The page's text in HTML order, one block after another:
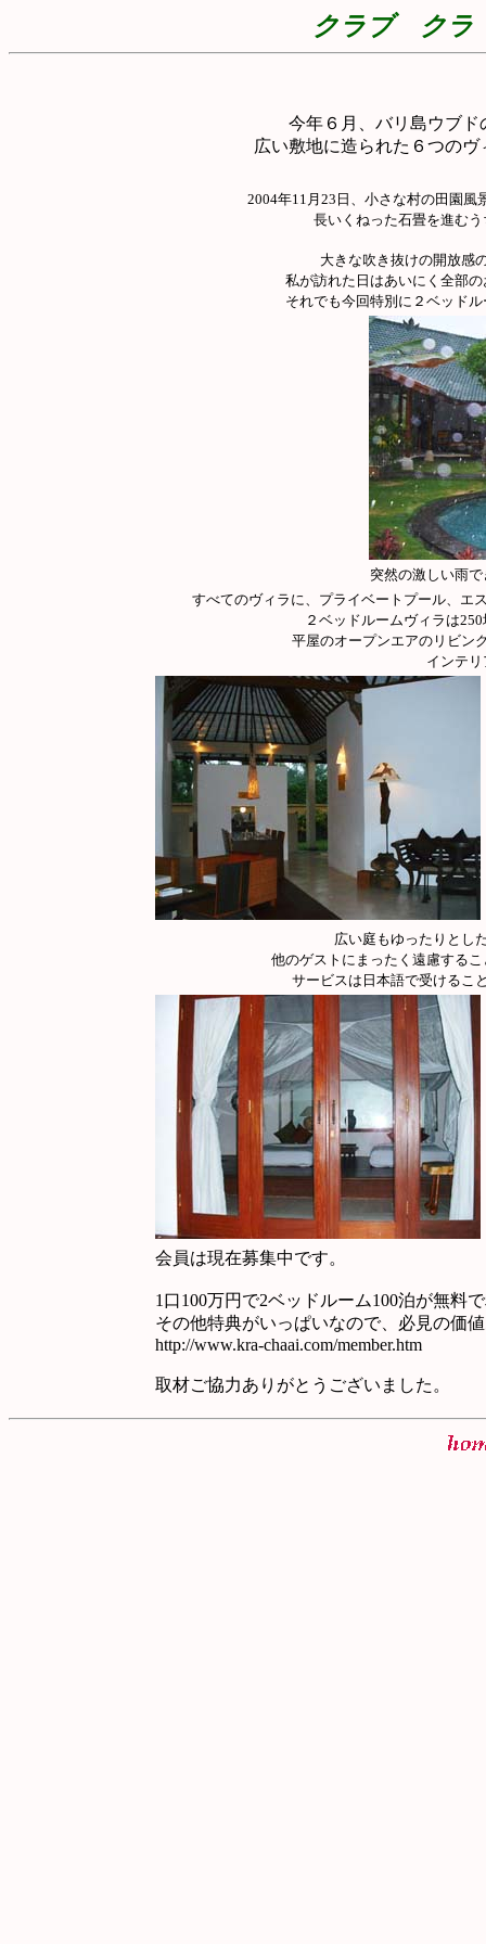
クラブ クラ
今年６月、バリ島ウブ
広い敷地に造られた６つの
2004年11月23日、小さな村の田園
長いくねった石畳を進む
大きな吹き抜けの開放感
私が訪れた日はあいにく全部
それでも今回特別に２ベッド
突然の激しい雨
すべてのヴィラに、プライベートプール、エ
２ベッドルームヴィラは
平屋のオープンエアのリビン
インテ
広い庭もゆったりとし
他のゲストにまったく遠慮する
サービスは日本語で受けるこ
会員は現在募集中です。
1口100万円で2ベッドルーム100泊が無料
その他特典がいっぱいなので、必見の価
http://www.kra-chaai.com/member.htm
取材ご協力ありがとうございました。